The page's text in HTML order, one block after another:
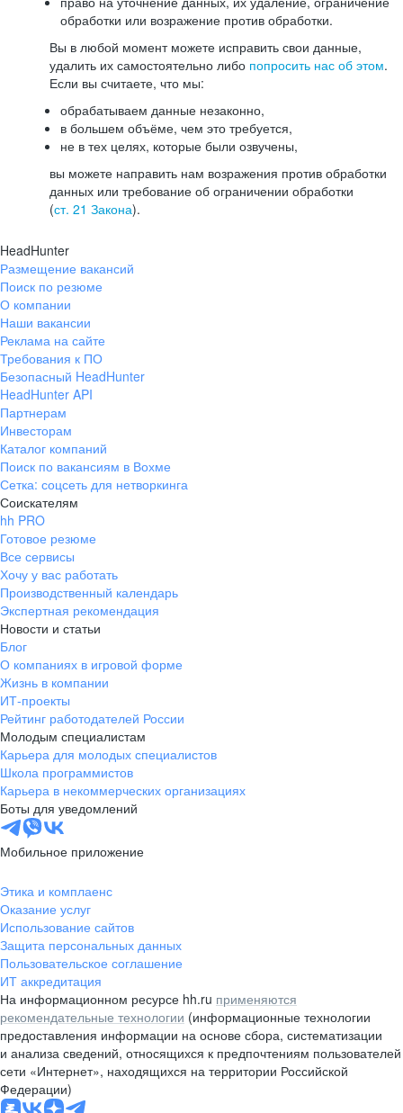
обработки или возражение против обработки.
Вы в любой момент можете исправить свои данные,
удалить их самостоятельно либо попросить нас об этом.
Если вы считаете, что мы:
обрабатываем данные незаконно,
в большем объёме, чем это требуется,
не в тех целях, которые были озвучены,
вы можете направить нам возражения против обработки
данных или требование об ограничении обработки
(ст. 21 Закона).
HeadHunter
Размещение вакансий
Поиск по резюме
О компании
Наши вакансии
Реклама на сайте
Требования к ПО
Безопасный HeadHunter
HeadHunter API
Партнерам
Инвесторам
Каталог компаний
Поиск по вакансиям в Вохме
Сетка: соцсеть для нетворкинга
Соискателям
hh PRO
Готовое резюме
Все сервисы
Хочу у вас работать
Производственный календарь
Экспертная рекомендация
Новости и статьи
Блог
О компаниях в игровой форме
Жизнь в компании
ИТ-проекты
Рейтинг работодателей России
Молодым специалистам
Карьера для молодых специалистов
Школа программистов
Карьера в некоммерческих организациях
Боты для уведомлений
Мобильное приложение
Этика и комплаенс
Оказание услуг
Использование сайтов
Защита персональных данных
Пользовательское соглашение
ИТ аккредитация
На информационном ресурсе hh.ru применяются
рекомендательные технологии (информационные технологии
предоставления информации на основе сбора, систематизации
и анализа сведений, относящихся к предпочтениям пользователей
сети «Интернет», находящихся на территории Российской
Федерации)